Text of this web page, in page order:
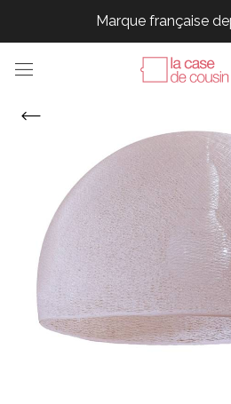
Marque française
Marque française
Marque française